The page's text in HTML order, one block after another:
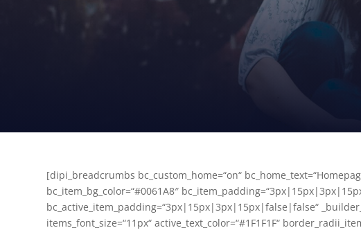
[dipi_breadcrumbs bc_custom_home=“on“
bc_item_bg_color=“#0061A8″
bc_active_item_padding=“3px|15px|3px|15px|false|false“
items_font_size=“11px“ active_text_color=“#1F1F1F“